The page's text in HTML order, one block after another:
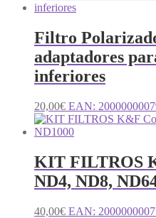
Filtro
adaptadores
inferiores
20,00€ EAN:
KIT FILTROS
ND4, ND8,
40,00€ EAN: